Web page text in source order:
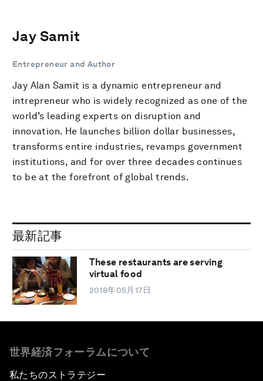
Jay Samit
Entrepreneur and Author
Jay Alan Samit is a dynamic entrepreneur and
intrepreneur who is widely recognized as one of the
world’s leading experts on disruption and
innovation. He launches billion dollar businesses,
transforms entire industries, revamps government
institutions, and for over three decades continues
to be at the forefront of global trends.
最新記事
These restaurants are serving
virtual food
2018年05月17日
世界経済フォーラムについて
私たちのストラテジー